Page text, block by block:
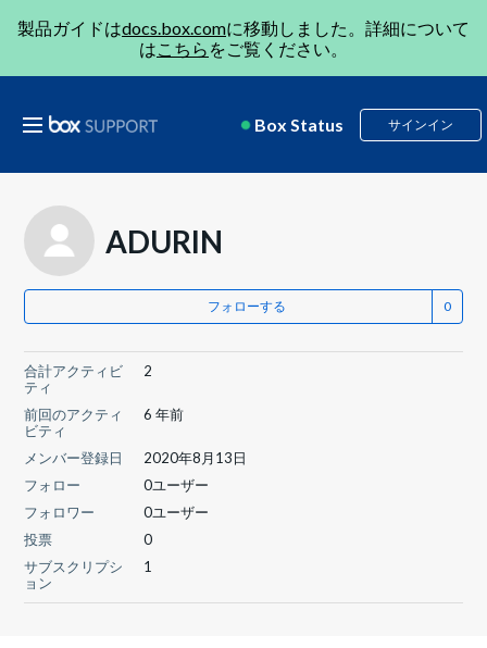
製品ガイドはdocs.box.comに移動しました。詳細について
はこちら をご覧ください。
Box Status サインイン
ADURIN
フォローする
合計アクティビ
ティ
2
前回のアクティ
ビティ
6 年前
メンバー登録日
2020年8月13日
フォロー
0ユーザー
フォロワー
0ユーザー
投票
0
サブスクリプシ
ョン
1